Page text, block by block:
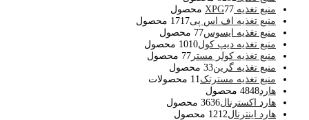
منبع تغذیه XPG
77 محصول
منبع تغذیه اف اس پی
1717 محصول
منبع تغذیه ایسوس 77 محصول
منبع تغذیه دیپ کول
1010 محصول
منبع تغذیه کولر مستر
77 محصول
منبع تغذیه گرین 33 محصول
منبع تغذیه مسترتک
1 1 محصولات
هارد
4848 محصول
هارد اکسترنال
3636 محصول
هارد اینترنال
1212 محصول